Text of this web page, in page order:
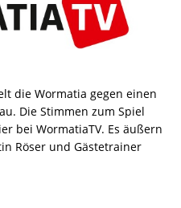
die Wormatia gegen einen
Die Stimmen zum Spiel
bei WormatiaTV. Es äußern
Röser und Gästetrainer